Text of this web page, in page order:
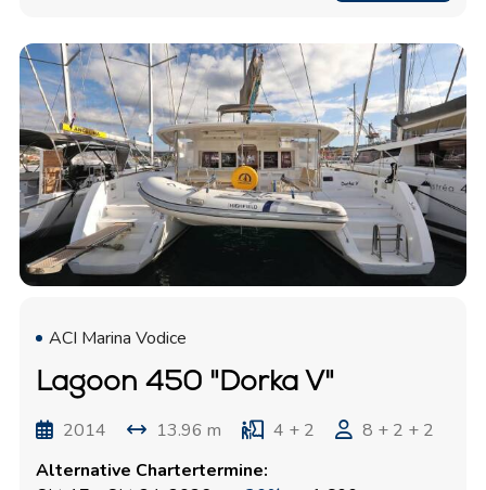
ACI Marina Vodice
Lagoon 450 "Dorka V"
2014 13.96 m 4 + 2
8 + 2 + 2
Alternative Chartertermine: